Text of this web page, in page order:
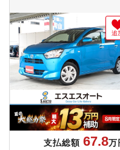
追
支払総額 67.8万